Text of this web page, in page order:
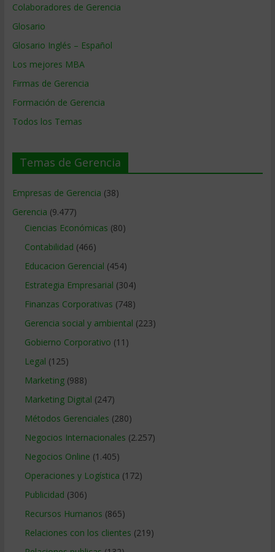
Colaboradores de Gerencia
Glosario
Glosario Inglés – Español
Los mejores MBA
Firmas de Gerencia
Formación de Gerencia
Todos los Temas
Temas de Gerencia
Empresas de Gerencia (38)
Gerencia (9.477)
Ciencias Económicas (80)
Contabilidad (466)
Educacion Gerencial (454)
Estrategia Empresarial (304)
Finanzas Corporativas (748)
Gerencia social y ambiental (223)
Gobierno Corporativo (11)
Legal (125)
Marketing(988)
Marketing Digital (247)
Métodos Gerenciales (280)
Negocios Internacionales (2.257)
Negocios Online (1.405)
Operaciones y Logística (172)
Publicidad (306)
Recursos Humanos (865)
Relaciones con los clientes (219)